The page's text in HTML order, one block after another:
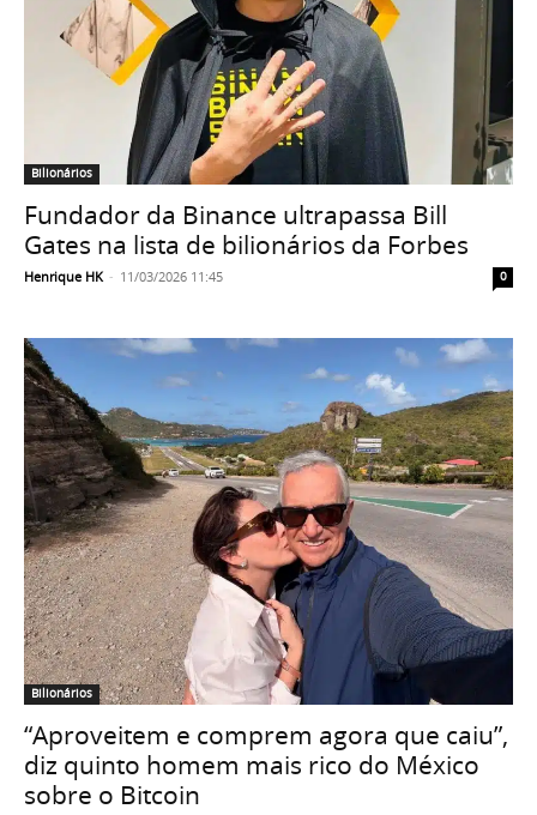
Bilionários
Fundador da Binance ultrapassa Bill
Gates na lista de bilionários da Forbes
Henrique HK - 11/03/2026 11:45 0
Bilionários
“Aproveitem e comprem agora que caiu”,
diz quinto homem mais rico do México
sobre o Bitcoin